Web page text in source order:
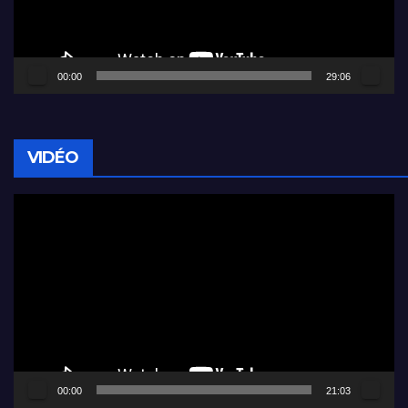
00:00 29:06
VIDÉO
00:00 21:03